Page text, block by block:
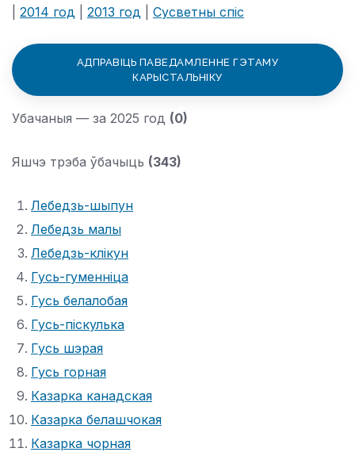
2014 год 2013 год Сусветны спіс
АДПРАВІЦЬ ПАВЕДАМЛЕННЕ ГЭТАМУ
КАРЫСТАЛЬНІКУ
Убачаныя — за 2025 год (0)
Яшчэ трэба ўбачыць (343)
Лебедзь-шыпун
Лебедзь малы
Лебедзь-клікун
Гусь-гуменніца
Гусь белалобая
Гусь-піскулька
Гусь шэрая
Гусь горная
Казарка канадская
Казарка белашчокая
Казарка чорная